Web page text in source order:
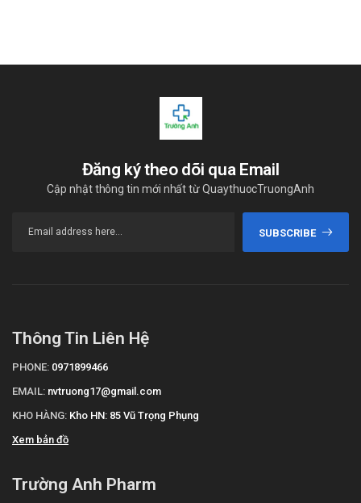
Đăng ký theo dõi qua Email
Cập nhật thông tin mới nhất từ QuaythuocTruongAnh
SUBSCRIBE
Thông Tin Liên Hệ
PHONE: 0971899466
EMAIL: nvtruong17@gmail.com
KHO HÀNG: Kho HN: 85 Vũ Trọng Phụng
Xem bản đồ
Trường Anh Pharm